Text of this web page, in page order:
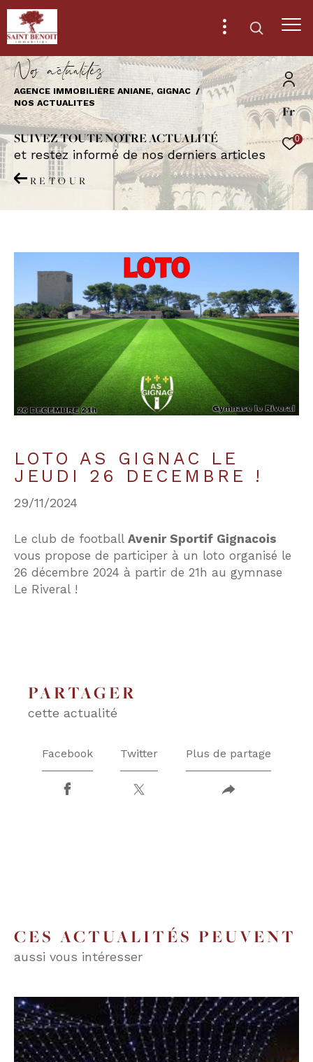
Fr
0
No actuaiés
AGENCE IMMOBILIÈRE ANIANE, GIGNAC
NOS ACTUALITES
SUIVEZ TOUTE NOTRE ACTUALITÉ
et restez informé de nos derniers articles
RETOUR
LOTO AS GIGNAC LE
JEUDI 26 DECEMBRE !
29/11/2024
Le club de football Avenir Sportif Gignacois
vous propose de participer à un loto organisé le
26 décembre 2024 à partir de 21h au gymnase
Le Riveral !
PARTAGER
cette actualité
Facebook Twitter Plus de partage
CES ACTUALITÉS PEUVENT
aussi vous intéresser
Effectuer une recherche
et trouver le bien qui correspond à vos
critères
Vente
de
Type de bien
Budget
Budget
Surface
Surface
Pièces
Référence
AFFINER LES CRITÈRES
TERRASSE PARKING PISCINE
RECHERCHER